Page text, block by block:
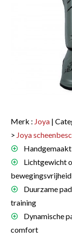
Merk : Joya |
> Joya
Lichtgewicht
bewegingsvrijheid
Duurzame
training
Dynamische
comfort